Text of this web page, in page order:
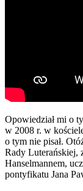
Opo­wie­dział mi o
w 2008 r. w
o tym nie pisał.
Rady Lute­rań­skiej,
Han­sel­man­nem,
pon­ty­fi­ka­tu Jana